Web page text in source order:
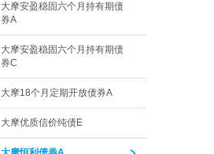
大摩安盈稳固六个月持有期债
券A
大摩安盈稳固六个月持有期债
券C
大摩18个月定期开放债券A
大摩优质信价纯债E